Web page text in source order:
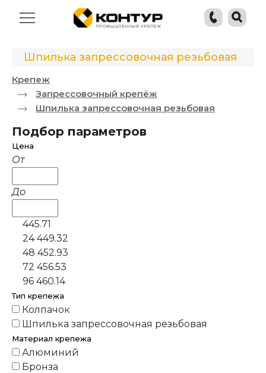
Шпилька запрессовочная резьбовая
Крепеж
Запрессовочный крепёж
Шпилька запрессовочная резьбовая
Подбор параметров
Цена
От
До
445.71
24 449.32
48 452.93
72 456.53
96 460.14
Тип крепежа
Колпачок
Шпилька запрессовочная резьбовая
Материал крепежа
Алюминий
Бронза